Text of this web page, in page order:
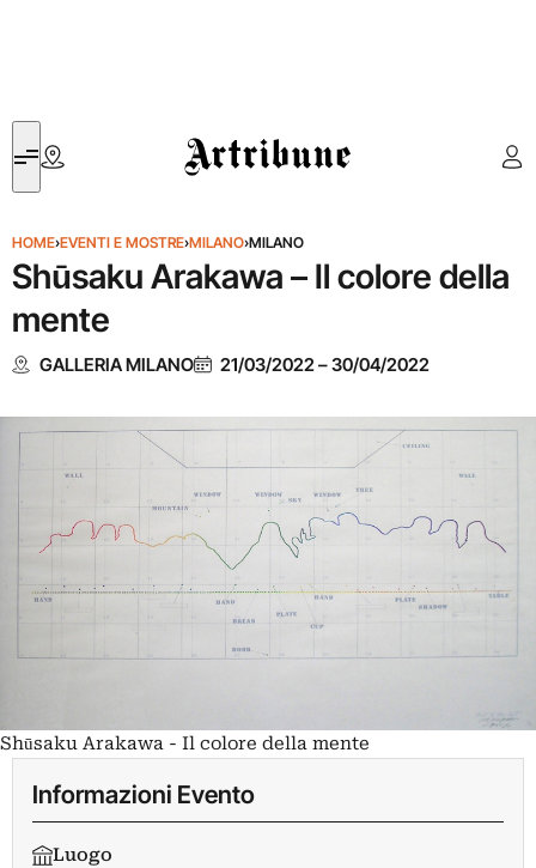
Artribune
HOME›EVENTI E MOSTRE›MILANO›MILANO
Shūsaku Arakawa – Il colore della
mente
GALLERIA MILANO 21/03/2022–30/04/2022
Shūsaku Arakawa - Il colore della mente
Informazioni Evento
Luogo